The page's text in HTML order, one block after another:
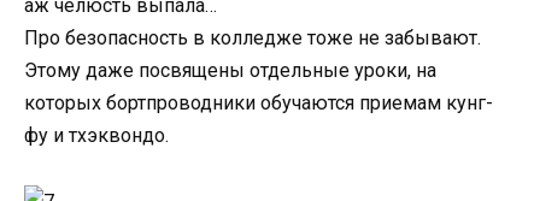
аж челюсть выпала…
Про безопасность в колледже тоже не забывают.
Этому даже посвящены отдельные уроки, на
которых бортпроводники обучаются приемам кунг-
фу и тхэквондо.